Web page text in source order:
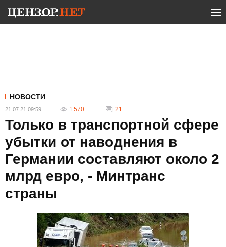
НОВОСТИ
21.07.21 09:59 1 570 21
Только в транспортной сфере
убытки от наводнения в
Германии составляют около 2
млрд евро, - Минтранс
страны